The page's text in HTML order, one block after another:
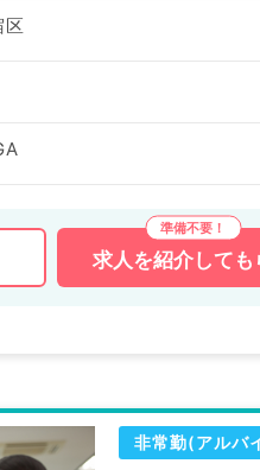
区
求人を紹介しても
非常勤(アルバ